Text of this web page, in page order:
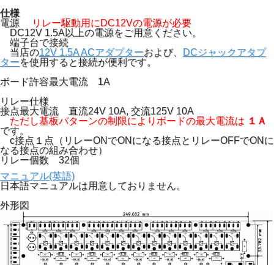
仕様
電源
リレー駆動用にDC12Vの電源が必要
DC12V 1.5A以上の電源をご用意ください。
端子台で接続
当店の12V 1.5A ACアダプターおよび、
DCジャックアタプ
ターを使用すると接続が便利です。
ボード許容最大電流 1A
リレー仕様
接点最大電流 直流24V 10A, 交流125V 10A
ただし基板パターンの制限によりボードの最大電流は １Ａ
です。
c接点１点（リレーONでONになる接点とリレーOFFでONに
なる接点の組み合わせ）
リレー個数 32個
マニュアル(英語)
日本語マニュアルは用意しておりません。
外形図